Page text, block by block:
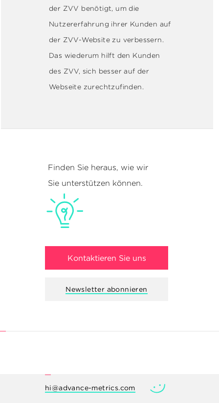
der ZVV benötigt, um die
Nutzererfahrung ihrer Kunden auf
der ZVV-Website zu verbessern.
Das wiederum hilft den Kunden
des ZVV, sich besser auf der
Webseite zurechtzufinden.
Finden Sie heraus, wie wir
Sie unterstützen können.
Kontaktieren Sie uns
Newsletter abonnieren
hi@advance-metrics.com